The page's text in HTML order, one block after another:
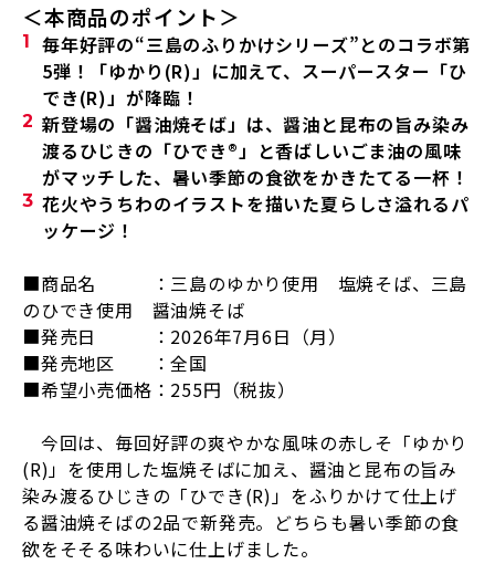
＜本商品のポイント＞
毎年好評の“三島のふりかけシリーズ”とのコラボ第
5弾！「ゆかり(R)」に加えて、スーパースター「ひ
でき(R)」が降臨！
新登場の「醤油焼そば」は、醤油と昆布の旨み染み
渡るひじきの「ひでき®」と香ばしいごま油の風味
がマッチした、暑い季節の食欲をかきたてる一杯！
花火やうちわのイラストを描いた夏らしさ溢れるパ
ッケージ！
■商品名 ：三島のゆかり使用 塩焼そば、三島
のひでき使用 醤油焼そば
■発売日 ： 2026年7月6日（月）
■発売地区 ：全国
■希望小売価格： 255円（税抜）
今回は、毎回好評の爽やかな風味の赤しそ「ゆかり
(R)」を使用した塩焼そばに加え、醤油と昆布の旨み
染み渡るひじきの「ひでき(R)」をふりかけて仕上げ
る醤油焼そばの2品で新発売。どちらも暑い季節の食
欲をそそる味わいに仕上げました。